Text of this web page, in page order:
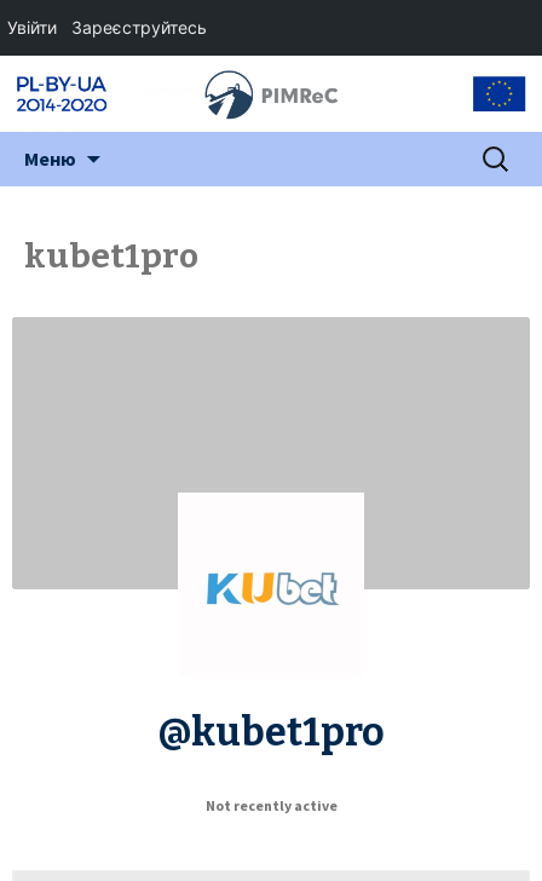
Меню Пошук:
kubet1pro
@kubet1pro
Not recently active
Увійти Зареєструйтесь